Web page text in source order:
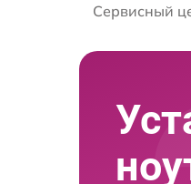
Сервисный